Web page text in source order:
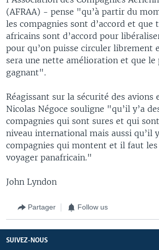
(AFRAA) - pense "qu’à partir du
les compagnies sont d’accord et que
africains sont d’accord pour
pour qu’on puisse circuler librement
sera une nette amélioration et que le
gagnant".
Réagissant sur la sécurité des avions
Nicolas Négoce souligne "qu’il y’a
compagnies qui sont sures et qui
niveau international mais aussi qu’il
compagnies qui montent et il faut les
voyager panafricain."
John Lyndon
Partager Follow us
SUIVEZ-NOUS